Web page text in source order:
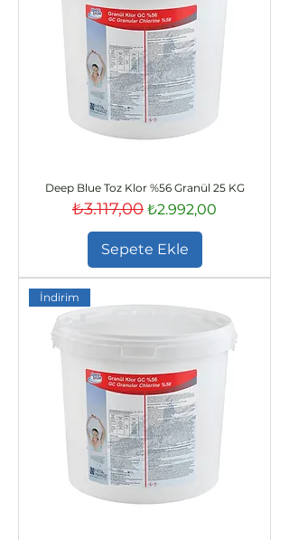
Deep Blue Toz Klor %56 Granül 25 KG
Normal Fiyat
₺3.117,00 İndirimli Fiyat
₺2.992,00
Sepete Ekle
İndirim